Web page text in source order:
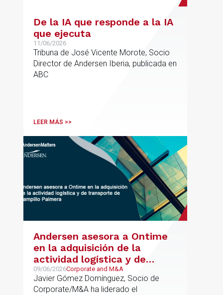
De la IA que responde a la IA
que ejecuta
11/06/2026
Tribuna de José Vicente Morote, Socio
Director de Andersen Iberia, publicada en
ABC
LEER MÁS >>
Andersen asesora a Ontime
en la adquisición de la
actividad logística y de
transporte de Campillo
Palmera
09/06/2026Corporate and M&A
Javier Gómez Domínguez, Socio de
Corporate/M&A ha liderado el